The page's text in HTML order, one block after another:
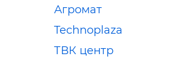
Агромат
Technoplaza
ТВК центр